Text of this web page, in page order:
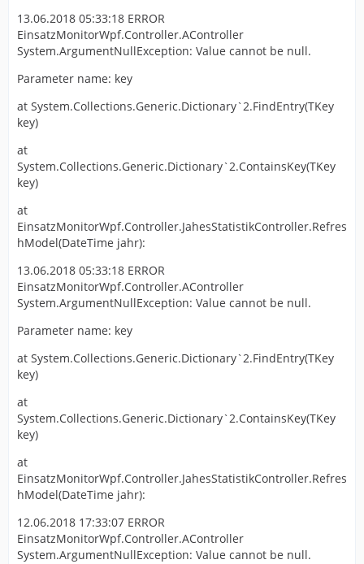
13.06.2018 05:33:18 ERROR
EinsatzMonitorWpf.Controller.AController
System.ArgumentNullException: Value cannot be null.
Parameter name: key
at System.Collections.Generic.Dictionary`2.FindEntry(TKey
key)
at
System.Collections.Generic.Dictionary`2.ContainsKey(TKey
key)
at
EinsatzMonitorWpf.Controller.JahesStatistikController.Refres
hModel(DateTime jahr):
13.06.2018 05:33:18 ERROR
EinsatzMonitorWpf.Controller.AController
System.ArgumentNullException: Value cannot be null.
Parameter name: key
at System.Collections.Generic.Dictionary`2.FindEntry(TKey
key)
at
System.Collections.Generic.Dictionary`2.ContainsKey(TKey
key)
at
EinsatzMonitorWpf.Controller.JahesStatistikController.Refres
hModel(DateTime jahr):
12.06.2018 17:33:07 ERROR
EinsatzMonitorWpf.Controller.AController
System.ArgumentNullException: Value cannot be null.